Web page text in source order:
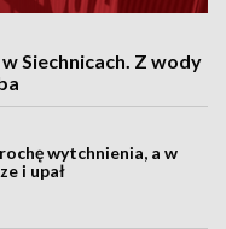
Siechnicach. Z wody
wytchnienia, a w
i upał